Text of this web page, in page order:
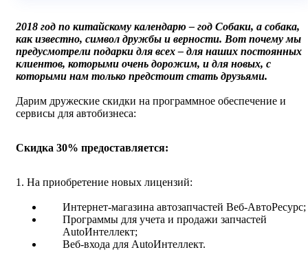
2018 год по китайскому календарю – год Собаки, а собака,
как известно, символ дружбы и верности. Вот почему мы
предусмотрели подарки для всех – для наших постоянных
клиентов, которыми очень дорожим, и для новых, с
которыми нам только предстоит стать друзьями.
Дарим дружеские скидки на программное обеспечение и
сервисы для автобизнеса:
Скидка 30% предоставляется:
1. На приобретение новых лицензий:
Интернет-магазина автозапчастей Веб-АвтоРесурс;
Программы для учета и продажи запчастей
AutoИнтеллект;
Веб-входа для AutoИнтеллект.